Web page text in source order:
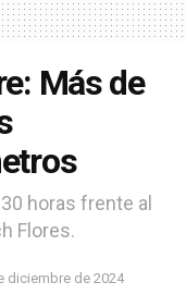
Más de
horas frente al
Flores.
diciembre de 2024